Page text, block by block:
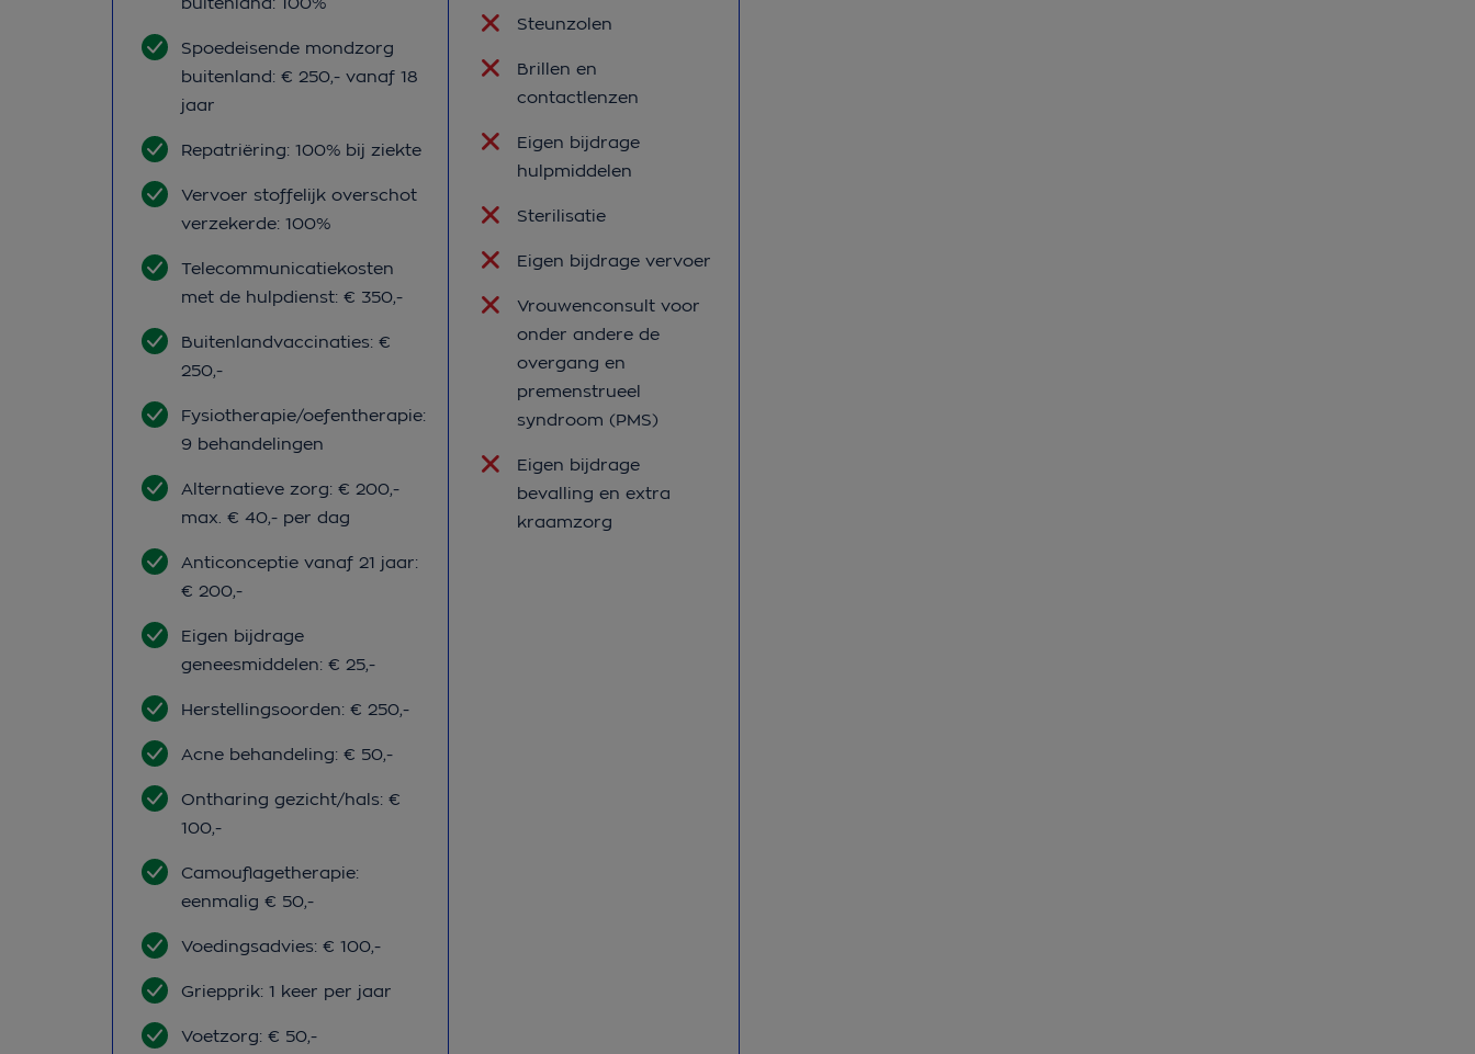
Spoedeisende mondzorg
buitenland: € 250,- vanaf 18
jaar
Repatriëring: 100% bij ziekte
Vervoer stoffelijk overschot
verzekerde: 100%
Telecommunicatiekosten
met de hulpdienst: € 350,-
Buitenlandvaccinaties: €
250,-
Fysiotherapie/oefentherapie:
9 behandelingen
Alternatieve zorg: € 200,-
max. € 40,- per dag
Anticonceptie vanaf 21 jaar:
€ 200,-
Eigen bijdrage
geneesmiddelen: € 25,-
Herstellingsoorden: € 250,-
Acne behandeling: € 50,-
Ontharing gezicht/hals: €
100,-
Camouflagetherapie:
eenmalig € 50,-
Voedingsadvies: € 100,-
Griepprik: 1 keer per jaar
Voetzorg: € 50,-
Steunzolen
Brillen en
contactlenzen
Eigen bijdrage
hulpmiddelen
Sterilisatie
Eigen bijdrage vervoer
Vrouwenconsult voor
onder andere de
overgang en
premenstrueel
syndroom (PMS)
Eigen bijdrage
bevalling en extra
kraamzorg